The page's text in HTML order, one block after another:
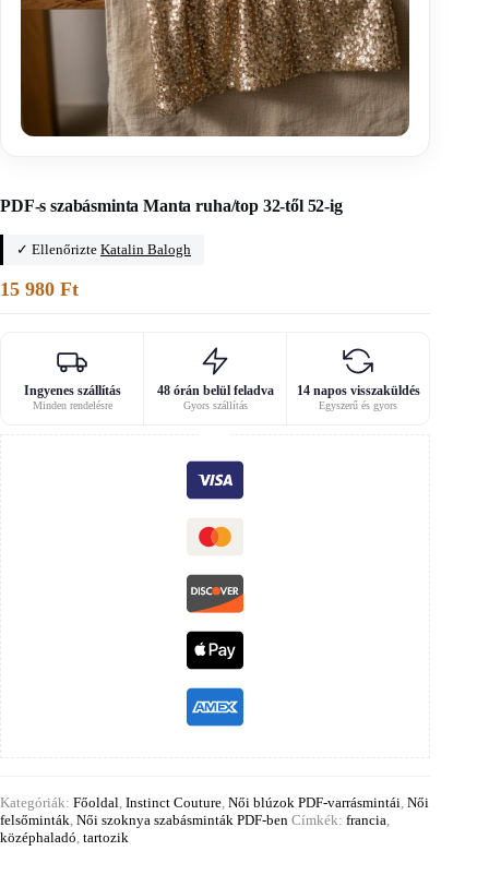
PDF-s szabásminta Manta ruha/top 32-től 52-ig
✓ Ellenőrizte Katalin Balogh
15 980 Ft
Ingyenes szállítás
Minden rendelésre
48 órán belül feladva
Gyors szállítás
14 napos visszaküldés
Egyszerű és gyors
Kategóriák: Főoldal Instinct Couture Női blúzok PDF-varrásmintái Női
felsőminták Női szoknya szabásminták PDF-ben Címkék: francia
középhaladó tartozik